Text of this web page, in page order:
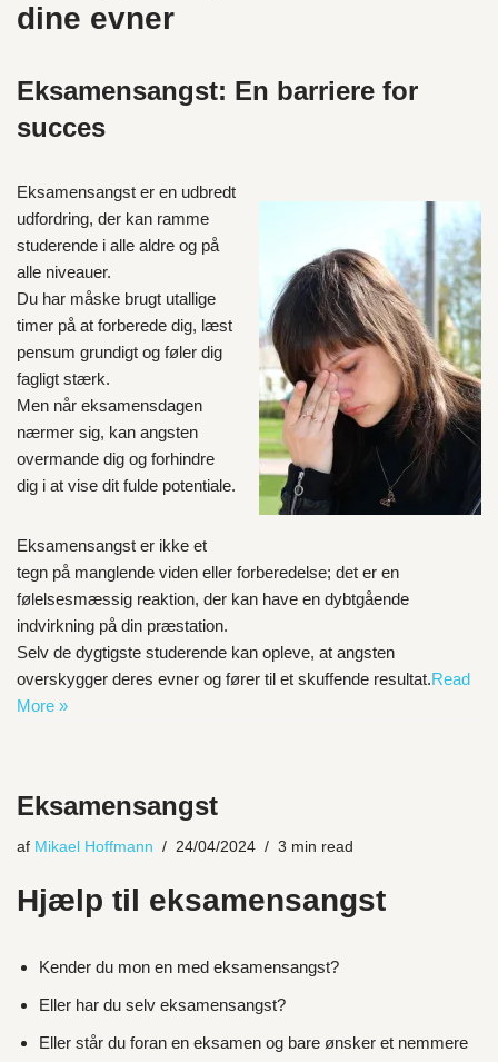
dine evner
Eksamensangst: En barriere for
succes
Eksamensangst er en udbredt
udfordring, der kan ramme
studerende i alle aldre og på
alle niveauer.
Du har måske brugt utallige
timer på at forberede dig, læst
pensum grundigt og føler dig
fagligt stærk.
Men når eksamensdagen
nærmer sig, kan angsten
overmande dig og forhindre
dig i at vise dit fulde potentiale.
Eksamensangst er ikke et
tegn på manglende viden eller forberedelse; det er en
følelsesmæssig reaktion, der kan have en dybtgående
indvirkning på din præstation.
Selv de dygtigste studerende kan opleve, at angsten
overskygger deres evner og fører til et skuffende resultat.Read
More »
Eksamensangst
af Mikael Hoffmann 24/04/2024 3 min read
Hjælp til eksamensangst
Kender du mon en med eksamensangst?
Eller har du selv eksamensangst?
Eller står du foran en eksamen og bare ønsker et nemmere